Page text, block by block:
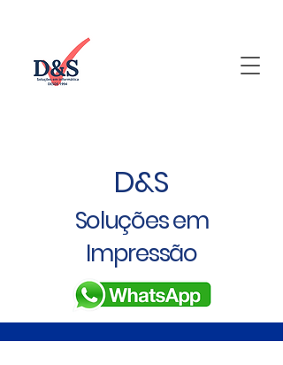
D&S
Soluções em
Impressão